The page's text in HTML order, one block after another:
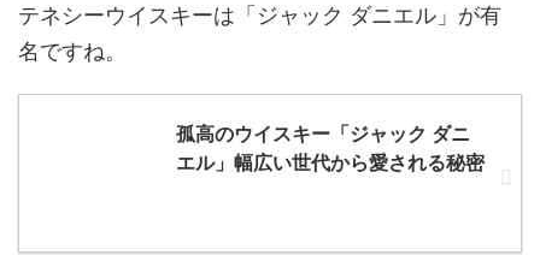
テネシーウイスキーは「ジャック ダニエル」が有
名ですね。
孤高のウイスキー「ジャック ダニ
エル」幅広い世代から愛される秘密